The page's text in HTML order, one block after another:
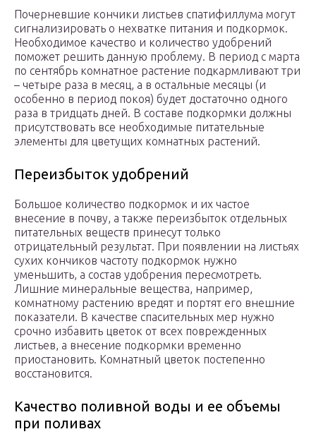
Почерневшие кончики листьев спатифиллума могут
сигнализировать о нехватке питания и подкормок.
Необходимое качество и количество удобрений
поможет решить данную проблему. В период с марта
по сентябрь комнатное растение подкармливают три
– четыре раза в месяц, а в остальные месяцы (и
особенно в период покоя) будет достаточно одного
раза в тридцать дней. В составе подкормки должны
присутствовать все необходимые питательные
элементы для цветущих комнатных растений.
Переизбыток удобрений
Большое количество подкормок и их частое
внесение в почву, а также переизбыток отдельных
питательных веществ принесут только
отрицательный результат. При появлении на листьях
сухих кончиков частоту подкормок нужно
уменьшить, а состав удобрения пересмотреть.
Лишние минеральные вещества, например,
комнатному растению вредят и портят его внешние
показатели. В качестве спасительных мер нужно
срочно избавить цветок от всех поврежденных
листьев, а внесение подкормки временно
приостановить. Комнатный цветок постепенно
восстановится.
Качество поливной воды и ее объемы
при поливах